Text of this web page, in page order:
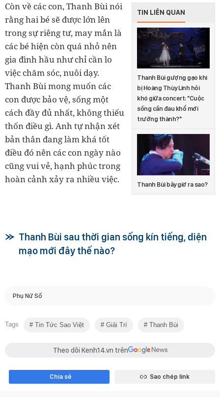
TIN LIÊN QUAN
Thanh Bùi gượng gạo khi
bị Hoàng Thùy Linh hỏi
khó giữa concert: "Cuộc
sống cần đau khổ mới
trưởng thành?"
Thanh Bùi bây giờ ra sao?
Còn về các con, Thanh Bùi nói
rằng hai bé sẽ được lớn lên
trong sự riêng tư, may mắn là
các bé hiện còn quá nhỏ nên
gia đình hầu như chỉ cần lo
việc chăm sóc, nuôi dạy.
Thanh Bùi mong muốn các
con được bảo vệ, sống một
cách đầy đủ nhất, không thiếu
thốn điều gì. Anh tự nhận xét
bản thân đang làm khá tốt
điều đó nên các con ngày nào
cũng vui vẻ, hạnh phúc trong
hoàn cảnh xảy ra nhiều việc.
Thanh Bùi sau thời gian sống kín tiếng, diện
mạo mới đây thế nào?
Phụ Nữ Số
Tags Tin Tức Sao Việt Giải Trí Thanh Bùi
Theo dõi Kenh14.vn trên
Chia sẻ Sao chép link